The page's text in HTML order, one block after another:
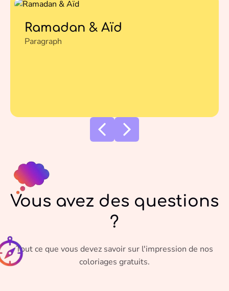
Ramadan & Aïd
Paragraph
Vous avez des questions
?
Tout ce que vous devez savoir sur l'impression de nos
coloriages gratuits.